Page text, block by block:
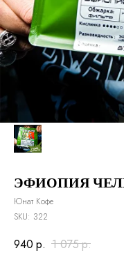
ЭФИОПИЯ
Юнат Кофе
SKU: 322
940 р. 1 075р.